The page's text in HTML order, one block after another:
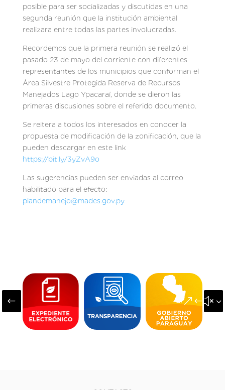
posible para ser socializadas y discutidas en una
segunda reunión que la institución ambiental
realizara entre todas las partes involucradas.
Recordemos que la primera reunión se realizó el
pasado 23 de mayo del corriente con diferentes
representantes de los municipios que conforman el
Área Silvestre Protegida Reserva de Recursos
Manejados Lago Ypacaraí, donde se dieron las
primeras discusiones sobre el referido documento.
Se reitera a todos los interesados en conocer la
propuesta de modificación de la zonificación, que la
pueden descargar en este link
https://bit.ly/3yZvA9o
Las sugerencias pueden ser enviadas al correo
habilitado para el efecto:
plandemanejo@mades.gov.py
#